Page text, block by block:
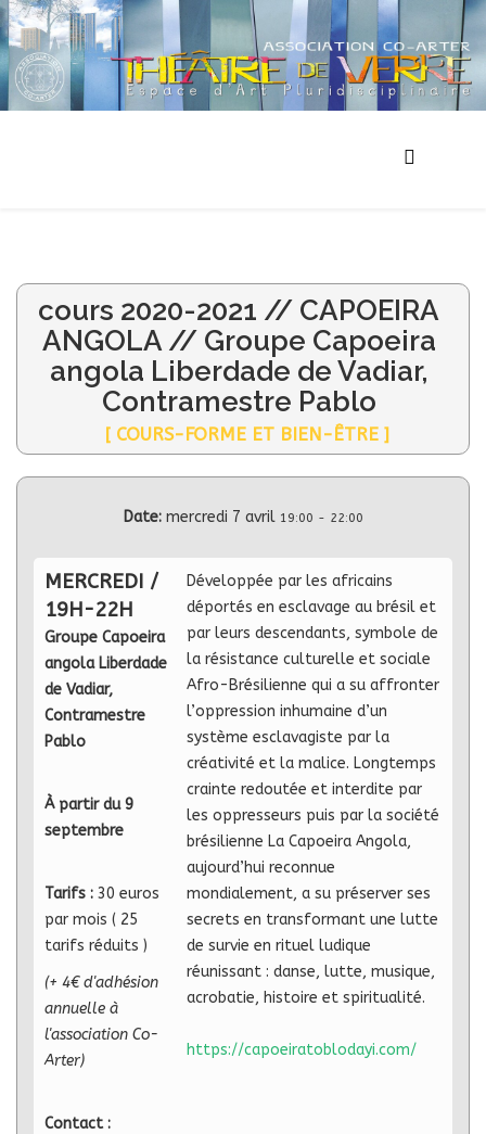
cours 2020-2021 // CAPOEIRA
ANGOLA // Groupe Capoeira
angola Liberdade de Vadiar,
Contramestre Pablo
[ COURS-FORME ET BIEN-ÊTRE ]
Date: mercredi 7 avril 19:00 - 22:00
MERCREDI /
19H-22H
Groupe Capoeira
angola Liberdade
de Vadiar,
Contramestre
Pablo
À partir du 9
septembre
Tarifs : 30 euros
par mois ( 25
tarifs réduits )
(+ 4€ d'adhésion
annuelle à
l'association Co-
Arter)
Contact :
Développée par les africains
déportés en esclavage au brésil et
par leurs descendants, symbole de
la résistance culturelle et sociale
Afro-Brésilienne qui a su affronter
l’oppression inhumaine d’un
système esclavagiste par la
créativité et la malice. Longtemps
crainte redoutée et interdite par
les oppresseurs puis par la société
brésilienne La Capoeira Angola,
aujourd’hui reconnue
mondialement, a su préserver ses
secrets en transformant une lutte
de survie en rituel ludique
réunissant : danse, lutte, musique,
acrobatie, histoire et spiritualité.
https://capoeiratoblodayi.com/